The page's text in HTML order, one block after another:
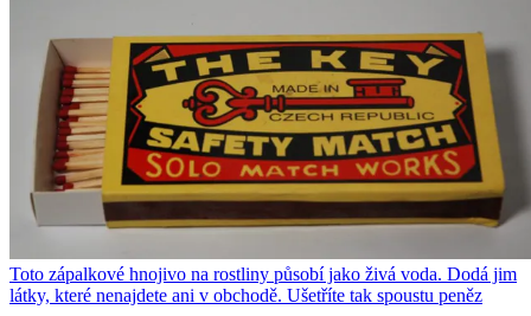
Toto zápalkové hnojivo na rostliny působí jako živá voda. Dodá jim
látky, které nenajdete ani v obchodě. Ušetříte tak spoustu peněz